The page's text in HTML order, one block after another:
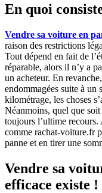
En quoi
Vendre sa voiture en
raison des restrictions
Tout dépend en fait de
réparable, alors il n’y a
un acheteur. En
endommagées suite à un
kilométrage, les choses
Néanmoins, quel que soit
toujours l’ultime
comme rachat-voiture.fr
panne et en tirer une
Vendre sa
efficace existe !